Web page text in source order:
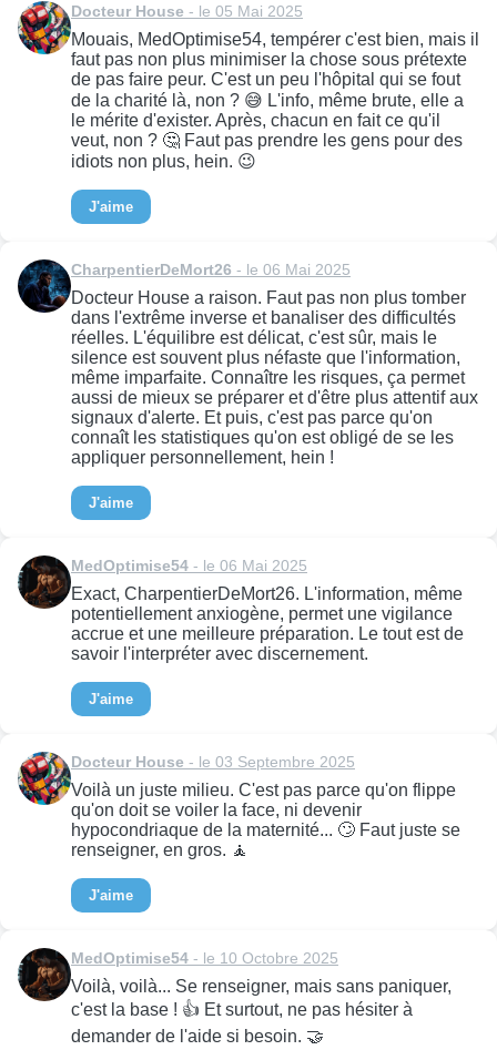
Docteur House - le 05 Mai 2025
Mouais, MedOptimise54, tempérer c'est bien, mais il
faut pas non plus minimiser la chose sous prétexte
de pas faire peur. C'est un peu l'hôpital qui se fout
de la charité là, non ? 😅 L'info, même brute, elle a
le mérite d'exister. Après, chacun en fait ce qu'il
veut, non ? 🤔 Faut pas prendre les gens pour des
idiots non plus, hein. 😉
J'aime
CharpentierDeMort26 - le 06 Mai 2025
Docteur House a raison. Faut pas non plus tomber
dans l'extrême inverse et banaliser des difficultés
réelles. L'équilibre est délicat, c'est sûr, mais le
silence est souvent plus néfaste que l'information,
même imparfaite. Connaître les risques, ça permet
aussi de mieux se préparer et d'être plus attentif aux
signaux d'alerte. Et puis, c'est pas parce qu'on
connaît les statistiques qu'on est obligé de se les
appliquer personnellement, hein !
J'aime
MedOptimise54 - le 06 Mai 2025
Exact, CharpentierDeMort26. L'information, même
potentiellement anxiogène, permet une vigilance
accrue et une meilleure préparation. Le tout est de
savoir l'interpréter avec discernement.
J'aime
Docteur House - le 03 Septembre 2025
Voilà un juste milieu. C'est pas parce qu'on flippe
qu'on doit se voiler la face, ni devenir
hypocondriaque de la maternité... 🙄 Faut juste se
renseigner, en gros. 🧘
J'aime
MedOptimise54 - le 10 Octobre 2025
Voilà, voilà... Se renseigner, mais sans paniquer,
c'est la base ! 👍 Et surtout, ne pas hésiter à
demander de l'aide si besoin. 🤝